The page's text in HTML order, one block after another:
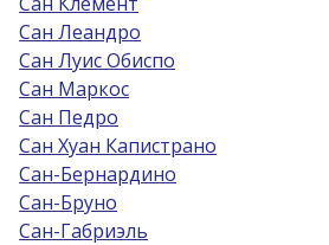
Сан Леандро
Сан Луис Обиспо
Сан Маркос
Сан Педро
Сан Хуан Капистрано
Сан-Бернардино
Сан-Бруно
Сан-Габриэль